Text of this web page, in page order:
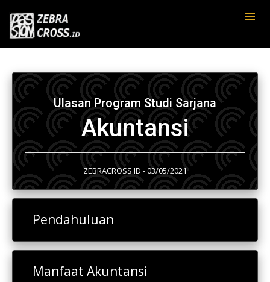
Ulasan Program Studi Sarjana
Akuntansi
ZEBRACROSS.ID - 03/05/2021
Pendahuluan
Manfaat Akuntansi